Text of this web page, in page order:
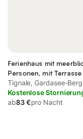
Ferienhaus mit
Personen, mit
Tignale, Gardasee-
Kostenlose
ab83 €pro Nacht